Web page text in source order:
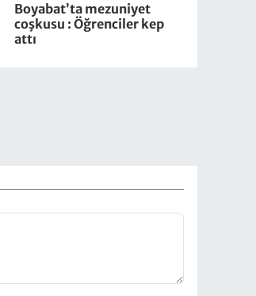
Boyabat’ta mezuniyet
coşkusu : Öğrenciler kep
attı